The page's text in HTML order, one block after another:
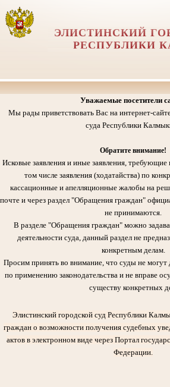
ЭЛИСТИНСКИЙ
РЕСПУБЛИКИ
Уважаемые посетители
Мы рады приветствовать Вас на интернет-
суда Республики
Обратите внимание!
Исковые заявления и иные заявления,
том числе заявления (ходатайства) по
кассационные и апелляционные жалобы на
почте и через раздел "Обращения граждан"
не принимаются.
В разделе "Обращения граждан" можно
деятельности суда, данный раздел не
конкретным делам.
Просим принять во внимание, что суды не могут
по применению законодательства и не вправе
существу конкретных
Элистинский городской суд Республики
граждан о возможности получения судебных
актов в электронном виде через Портал
Федерации.